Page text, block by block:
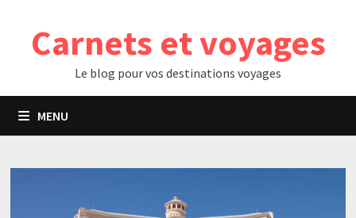
contenuCarnets et voyages
Le blog pour vos destinations voyages
MENU